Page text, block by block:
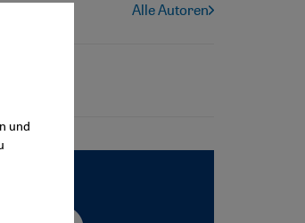
Alle Autoren
und